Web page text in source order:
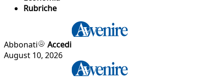
Rubriche
Abbonati
Accedi
August 10, 2026